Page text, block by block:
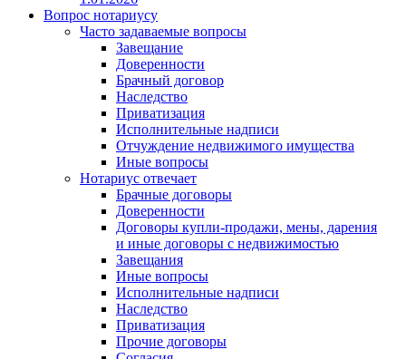
Вопрос нотариусу
Часто задаваемые вопросы
Завещание
Доверенности
Брачный договор
Наследство
Приватизация
Исполнительные надписи
Отчуждение недвижимого имущества
Иные вопросы
Нотариус отвечает
Брачные договоры
Доверенности
Договоры купли-продажи, мены, дарения
и иные договоры с недвижимостью
Завещания
Иные вопросы
Исполнительные надписи
Наследство
Приватизация
Прочие договоры